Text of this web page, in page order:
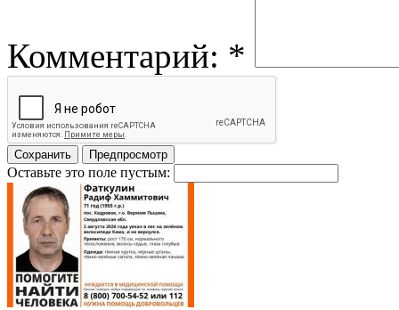
Комментарий: *
Оставьте это поле пустым: